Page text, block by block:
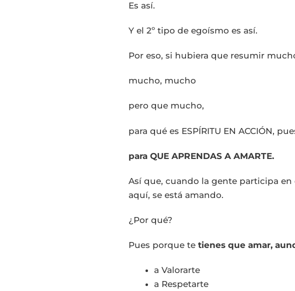
Es así.
Y el 2º tipo de egoísmo es así.
Por eso, si hubiera que resumir
mucho, mucho
pero que mucho,
para qué es ESPÍRITU EN ACCIÓN,
para QUE APRENDAS A AMARTE.
Así que, cuando la gente participa
aquí, se está amando.
¿Por qué?
Pues porque te tienes que amar,
a Valorarte
a Respetarte